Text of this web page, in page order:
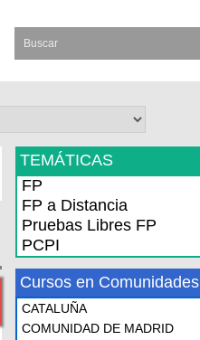
TEMÁTICAS
FP
FP a Distancia
Pruebas Libres FP
PCPI
Cursos en Comunidades
CATALUÑA
COMUNIDAD DE MADRID